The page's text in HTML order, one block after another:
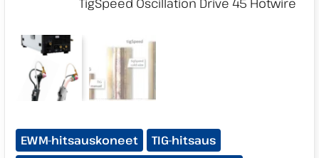
Tuotekategoriat:
EWM-hitsauskoneet
TIG-hitsaus